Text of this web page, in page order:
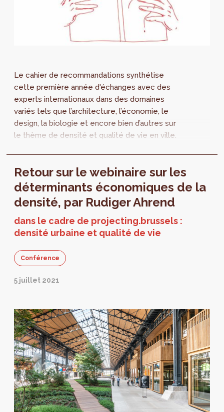
Le cahier de recommandations synthétise
cette première année d'échanges avec des
experts internationaux dans des domaines
variés tels que l’architecture, l’économie, le
design, la biologie et encore bien d’autres sur
le thème de densité et qualité de vie en ville.
Retour sur le webinaire sur les
déterminants économiques de la
densité, par Rudiger Ahrend
dans le cadre de projecting.brussels :
densité urbaine et qualité de vie
Conférence
5 juillet 2021